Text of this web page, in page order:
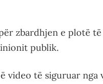
zbardhjen e plotë
publik.
video të siguruar